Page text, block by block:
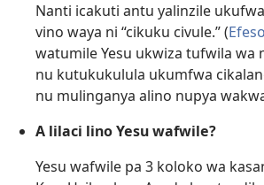
Nanti icakuti antu yalinzile
vino waya ni “cikuku civule.” (
watumile Yesu ukwiza tufwila wa
nu kutukukulula ukumfwa
nu mulinganya alino nupya
A lilaci lino Yesu wafwile?
Yesu wafwile pa 3 koloko wa